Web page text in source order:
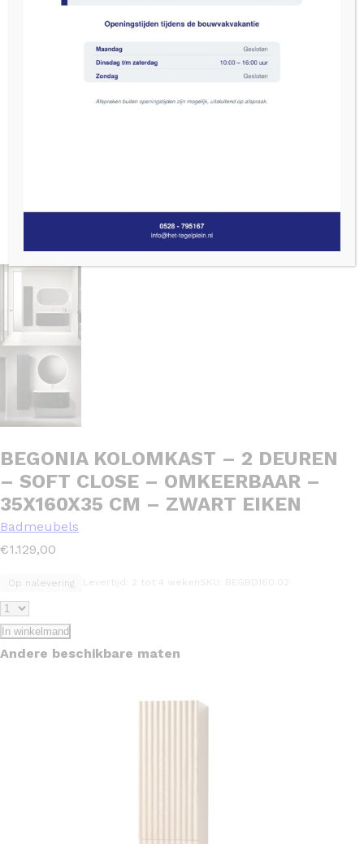
BEGONIA KOLOMKAST – 2 DEUREN
– SOFT CLOSE – OMKEERBAAR –
35X160X35 CM – ZWART EIKEN
Badmeubels
€1.129,00
Op nalevering
In winkelmand
Andere beschikbare maten